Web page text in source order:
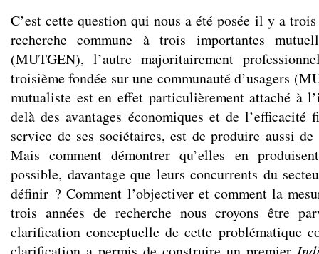
C’est cette question qui nous a été posée il y a
recherche commune à trois importantes
(MUTGEN), l’autre majoritairement
troisième fondée sur une communauté d’usagers
mutualiste est en effet particulièrement attaché à
delà des avantages économiques et de l’efficacité
service de ses sociétaires, est de produire aussi
Mais comment démontrer qu’elles en
possible, davantage que leurs concurrents du
définir ? Comment l’objectiver et comment la
trois années de recherche nous croyons être
clarification conceptuelle de cette problématique